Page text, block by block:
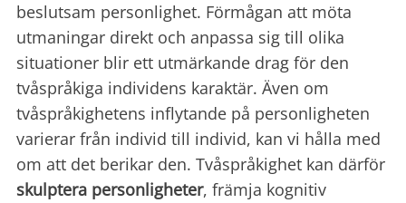
beslutsam personlighet. Förmågan att möta
utmaningar direkt och anpassa sig till olika
situationer blir ett utmärkande drag för den
tvåspråkiga individens karaktär. Även om
tvåspråkighetens inflytande på personligheten
varierar från individ till individ, kan vi hålla med
om att det berikar den. Tvåspråkighet kan därför
skulptera personligheter, främja kognitiv